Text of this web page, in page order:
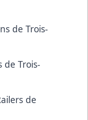
de Trois-
de Trois-
de